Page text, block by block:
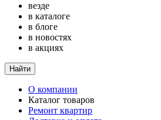
везде
в каталоге
в блоге
в новостях
в акциях
Найти
О компании
Каталог товаров
Ремонт квартир